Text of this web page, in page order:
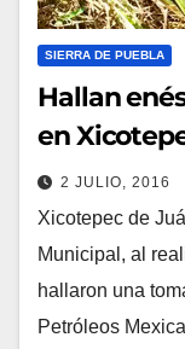
SIERRA DE PUEBLA
Hallan
en
2 JULIO, 2016
Xicotepec de
Municipal, al
hallaron una
Petróleos